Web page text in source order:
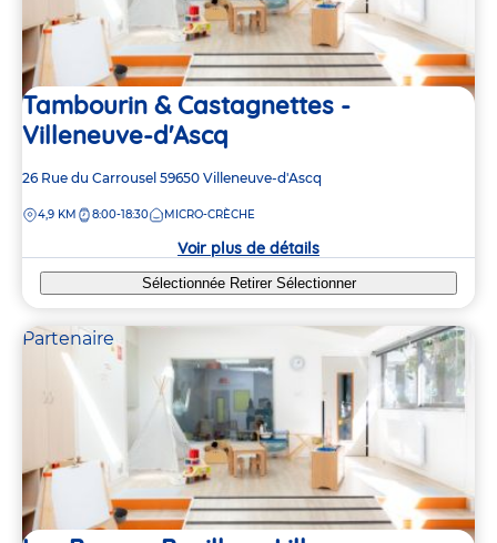
Tambourin & Castagnettes -
Villeneuve-d'Ascq
Adresse
la
26 Rue du Carrousel 59650 Villeneuve-d'Ascq
DISTANCE
4,9 KM 8:00-18:30 MICRO-CRÈCHE
Voir plus de détails
Sélectionnée Retirer Sélectionner
Partenaire